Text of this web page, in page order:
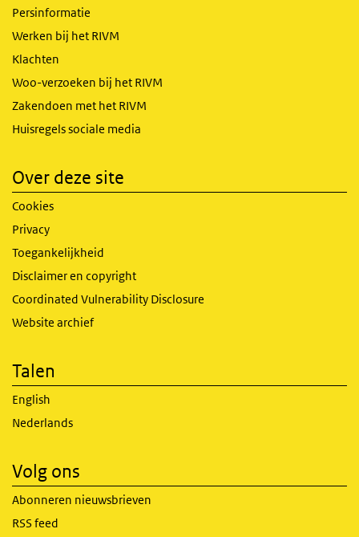
Persinformatie
Werken bij het RIVM
Klachten
Woo-verzoeken bij het RIVM
Zakendoen met het RIVM
Huisregels sociale media
Over deze site
Cookies
Privacy
Toegankelijkheid
Disclaimer en copyright
Coordinated Vulnerability Disclosure
Website archief
Talen
English
Nederlands
Volg ons
Abonneren nieuwsbrieven
RSS feed